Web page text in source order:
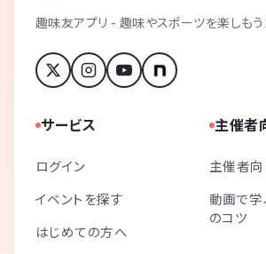
趣味友アプリ - 趣味やスポーツを楽しもう
サービス
ログイン
イベントを探す
はじめての方へ
主催者
主催者
動画で学
のコツ